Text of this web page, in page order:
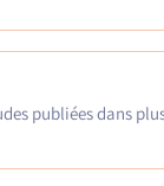
publiées dans